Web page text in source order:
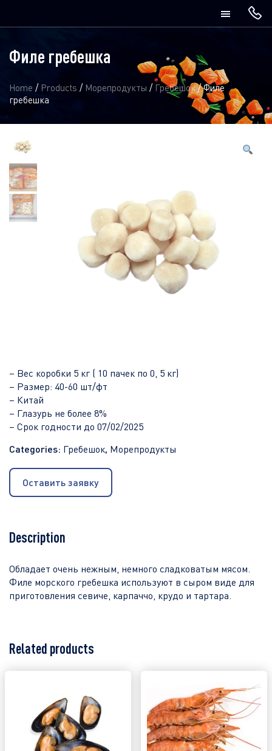
Филе гребешка
Home / Products / Морепродукты / Гребешок/Филе
гребешка
– Вес коробки 5 кг ( 10 пачек по 0, 5 кг)
– Размер: 40-60 шт/фт
– Китай
– Глазурь не более 8%
– Срок годности до 07/02/2025
Categories: Гребешок, Морепродукты
Оставить заявку
Description
Обладает очень нежным, немного сладковатым мясом.
Филе морского гребешка используют в сыром виде для
приготовления севиче, карпаччо, крудо и тартара.
Related products